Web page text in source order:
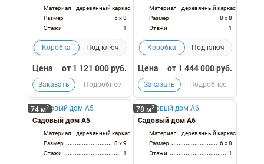
Материал
деревянный каркас
Размер
5 x 8
Этажи
1
Коробка Под ключ
Цена от 1 121 000руб.
Заказать Подробнее
Материал
деревянный каркас
Размер
8 x 8
Этажи
1
Коробка Под ключ
Цена от 1 444 000руб.
Заказать Подробнее
74 м2
Садовый дом А5
Материал
деревянный каркас
Размер
8 x 9
Этажи
1
78 м2
Садовый дом А6
Материал
деревянный каркас
Размер
6 x 8
Этажи
1